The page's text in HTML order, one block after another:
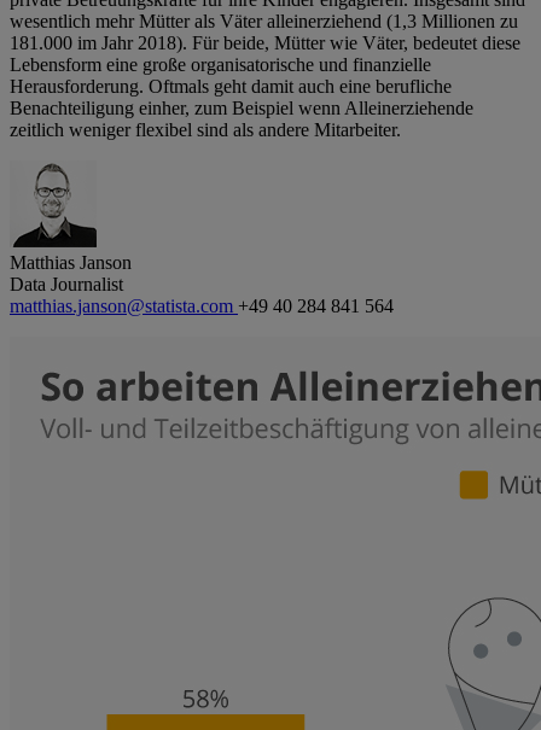
wesentlich mehr Mütter als Väter alleinerziehend (1,3 Millionen zu
181.000 im Jahr 2018). Für beide, Mütter wie Väter, bedeutet diese
Lebensform eine große organisatorische und finanzielle
Herausforderung. Oftmals geht damit auch eine berufliche
Benachteiligung einher, zum Beispiel wenn Alleinerziehende
zeitlich weniger flexibel sind als andere Mitarbeiter.
Matthias Janson
Data Journalist
matthias.janson@statista.com +49 40 284 841 564